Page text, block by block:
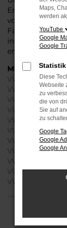
Emissionen
vorbildlich und
Fahrzeuge.
in unserem
erhalten somit
Modelle
VW Golf
VW Passat
VW Polo
VW T-Roc
VW Tiguan
VW T-Cross
VW ID.3
VW ID.4
VW Taigo
VW ID.5
VW ID.7
Maps,
werden
YouTube
Google
Google
Diese
Webseite
zu
die von
Sie auf
zu
Google
Google
Google